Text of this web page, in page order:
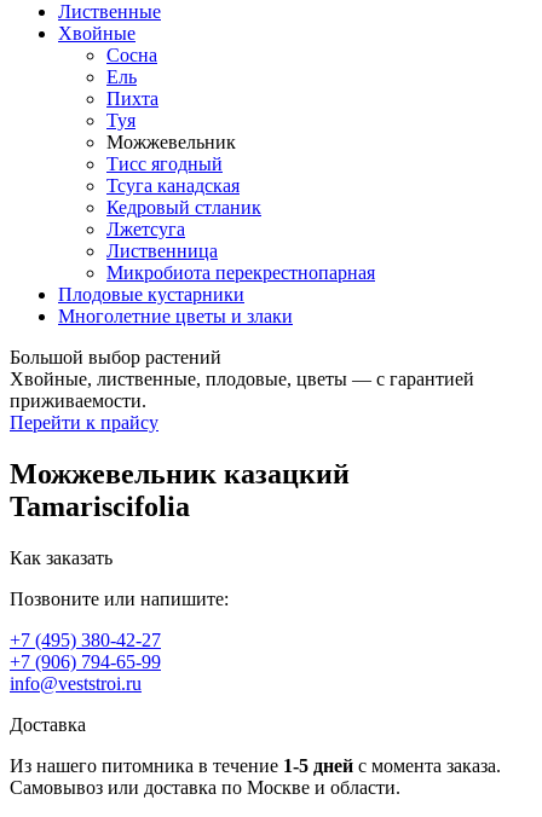
Лиственные
Хвойные
Сосна
Ель
Пихта
Туя
Можжевельник
Тисс ягодный
Тсуга канадская
Кедровый стланик
Лжетсуга
Лиственница
Микробиота перекрестнопарная
Плодовые кустарники
Многолетние цветы и злаки
Большой выбор растений
Хвойные, лиственные, плодовые, цветы — с гарантией
приживаемости.
Перейти к прайсу
Можжевельник казацкий
Tamariscifolia
Как заказать
Позвоните или напишите:
+7 (495) 380-42-27
+7 (906) 794-65-99
info@veststroi.ru
Доставка
Из нашего питомника в течение 1‑5 дней с момента заказа.
Самовывоз или доставка по Москве и области.